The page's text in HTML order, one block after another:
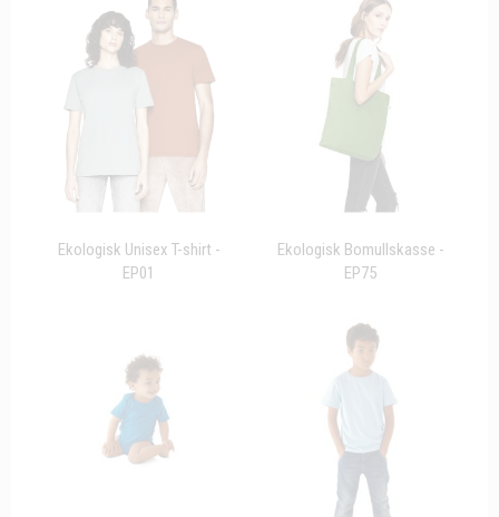
Ekologisk Unisex T-shirt -
EP01
Ekologisk Bomullskasse -
EP75